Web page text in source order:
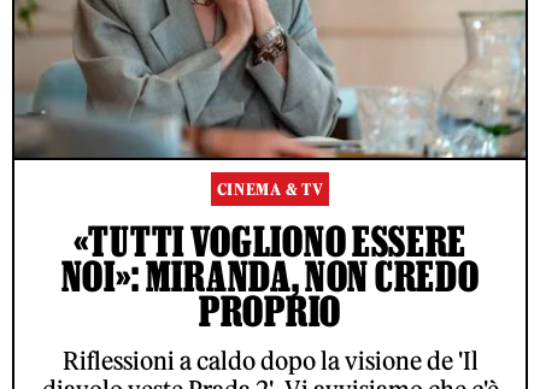
CINEMA & TV
«TUTTI VOGLIONO ESSERE
NOI»: MIRANDA, NON CREDO
PROPRIO
Riflessioni a caldo dopo la visione de 'Il